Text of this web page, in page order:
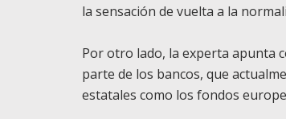
la sensación de vuelta a la
Por otro lado, la experta apunta
parte de los bancos, que
estatales como los fondos